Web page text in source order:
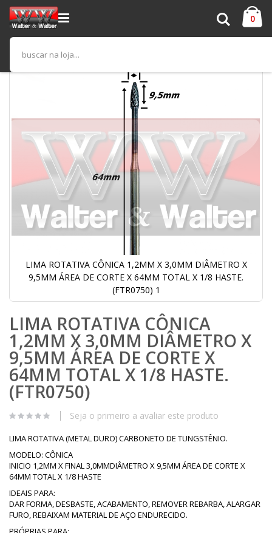
Pular
para
o
conteúdo
0
Pesquisa
Pular
o
de
imagens
LIMA ROTATIVA CÔNICA 1,2MM X 3,0MM DIÂMETRO X
9,5MM ÁREA DE CORTE X 64MM TOTAL X 1/8 HASTE.
(FTR0750) 1
para
o
início
da
Galeria
de
imagens
LIMA ROTATIVA CÔNICA
1,2MM X 3,0MM DIÂMETRO X
9,5MM ÁREA DE CORTE X
64MM TOTAL X 1/8 HASTE.
(FTR0750)
Seja o primeiro a avaliar este produto
LIMA ROTATIVA (METAL DURO) CARBONETO DE TUNGSTÊNIO.
MODELO: CÔNICA
INICIO 1,2MM X FINAL 3,0MMDIÂMETRO X 9,5MM ÁREA DE CORTE X
64MM TOTAL X 1/8 HASTE
IDEAIS PARA:
DAR FORMA, DESBASTE, ACABAMENTO, REMOVER REBARBA, ALARGAR
FURO, REBAIXAM MATERIAL DE AÇO ENDURECIDO.